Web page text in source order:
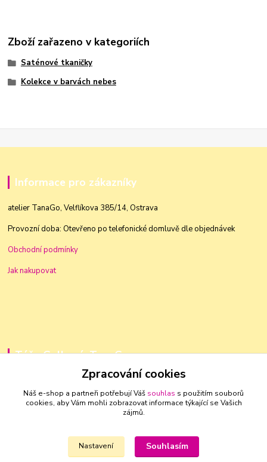
Zboží zařazeno v kategoriích
Saténové tkaničky
Kolekce v barvách nebes
Informace pro zákazníky
atelier TanaGo, Velflíkova 385/14, Ostrava
Provozní doba: Otevřeno po telefonické domluvě dle objednávek
Obchodní podmínky
Jak nakupovat
Táňa Golková, TanaGo
+420 603 83 88 46
golkovat@seznam.cz
Zpracování cookies
Náš e-shop a partneři potřebují Váš souhlas s použitím souborů
cookies, aby Vám mohli zobrazovat informace týkající se Vašich
zájmů.
Nastavení Souhlasím